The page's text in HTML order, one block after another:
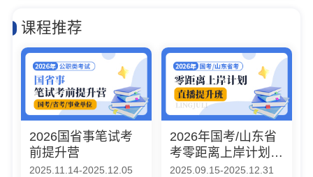
课程推荐
2026国省事笔试考
前提升营
2025.11.14-2025.12.05
2026年国考/山东省
考零距离上岸计划
（直播提升班）
2025.09.15-2025.12.31